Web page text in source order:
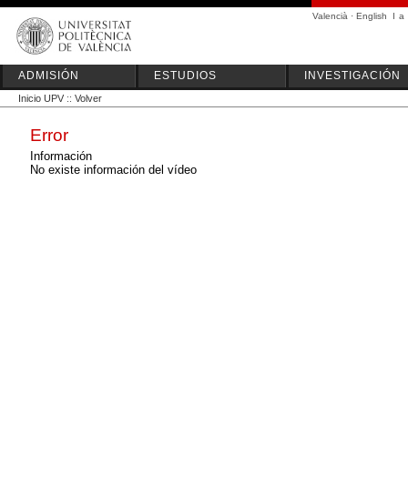
Valencià · English I a
ADMISIÓN ESTUDIOS INVESTIGACIÓN
Inicio UPV :: Volver
Error
Información
No existe información del vídeo